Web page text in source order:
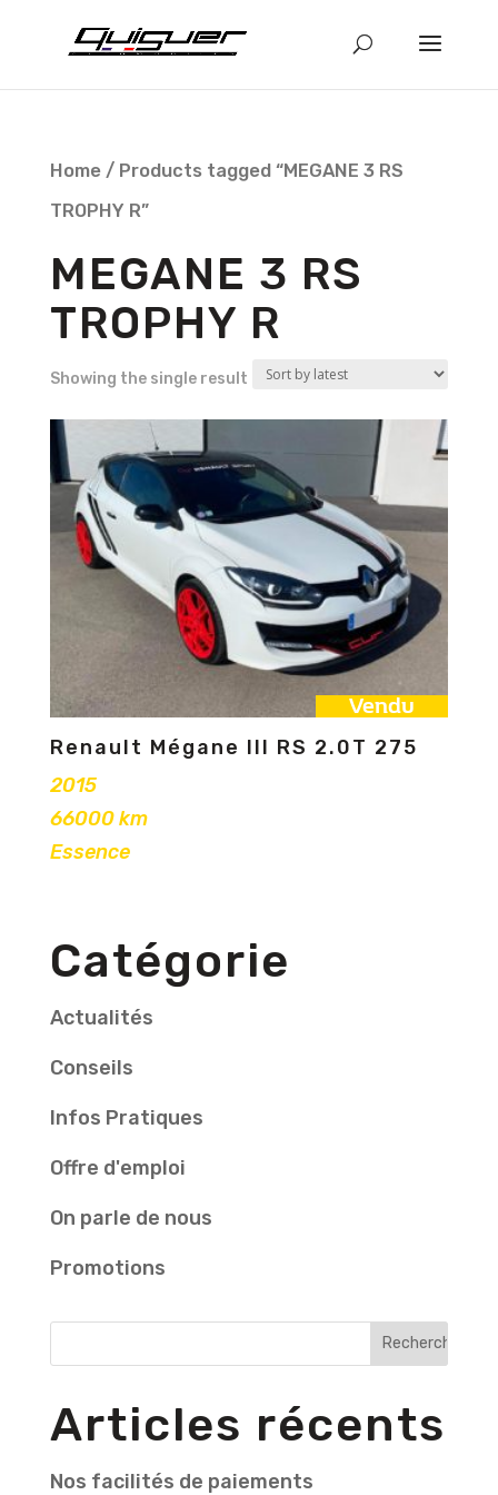
Home/ Products tagged “MEGANE 3 RS
TROPHY R”
MEGANE 3 RS
TROPHY R
Showing the single result
Vendu
Renault Mégane III RS 2.0T 275
2015
66000 km
Essence
Catégorie
Actualités
Conseils
Infos Pratiques
Offre d'emploi
On parle de nous
Promotions
Articles récents
Nos facilités de paiements